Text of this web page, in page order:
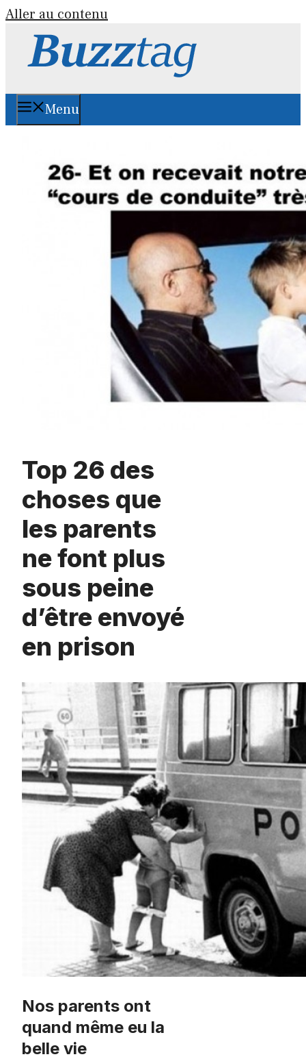
Aller au contenu
Menu
Top 26 des
choses que
les parents
ne font plus
sous peine
d’être envoyé
en prison
Nos parents ont
quand même eu la
belle vie